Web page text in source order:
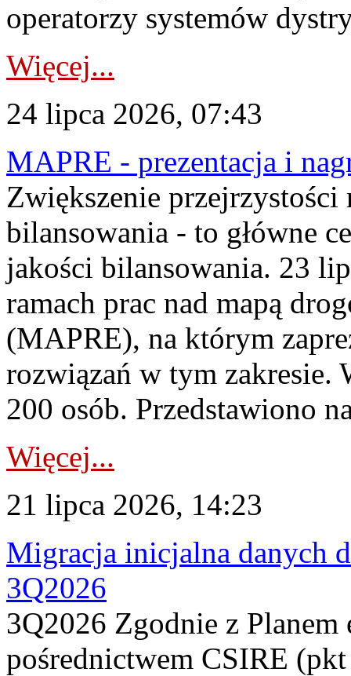
operatorzy systemów
Więcej...
24 lipca 2026, 07:43
MAPRE - prezentacja i
Zwiększenie
bilansowania - to główne
jakości bilansowania. 23
ramach prac nad mapą
(MAPRE), na którym
rozwiązań w tym zakresie.
200 osób. Przedstawiono
Więcej...
21 lipca 2026, 14:23
Migracja inicjalna danych
3Q2026
3Q2026 Zgodnie z
pośrednictwem CSIRE